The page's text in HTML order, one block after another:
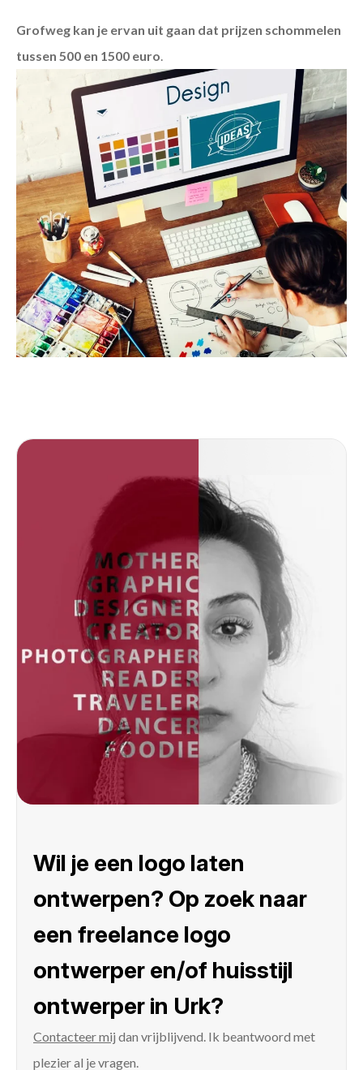
Grofweg kan je ervan uit gaan dat prijzen schommelen
tussen 500 en 1500 euro.
Wil je een logo laten
ontwerpen? Op zoek naar
een freelance logo
ontwerper en/of huisstijl
ontwerper in Urk?
Contacteer mij dan vrijblijvend. Ik beantwoord met
plezier al je vragen.